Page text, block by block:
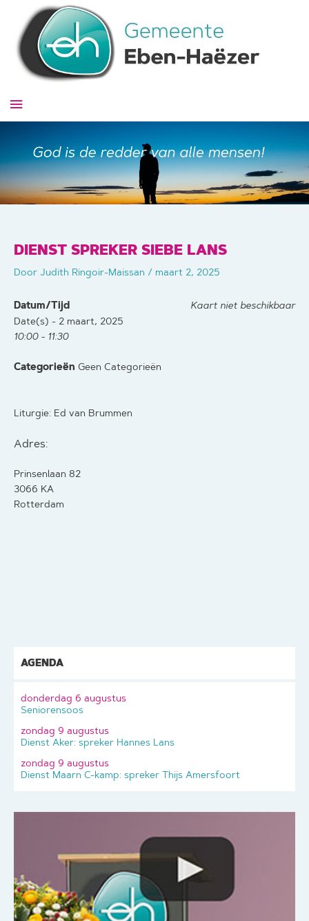
inhoud
Hoofdmenu
DIENST SPREKER SIEBE LANS
Door Judith Ringoir-Maissan / maart 2, 2025
Kaart niet beschikbaar
Datum/Tijd
Date(s) - 2 maart, 2025
10:00 - 11:30
Categorieën Geen Categorieën
Liturgie: Ed van Brummen
Adres:
Prinsenlaan 82
3066 KA
Rotterdam
AGENDA
donderdag 6 augustus
Seniorensoos
zondag 9 augustus
Dienst Aker: spreker Hannes Lans
zondag 9 augustus
Dienst Maarn C-kamp: spreker Thijs Amersfoort